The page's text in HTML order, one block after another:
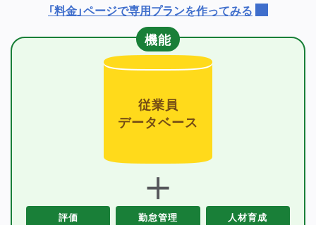
「料金」ページで専用プランを作ってみる
機能
従業員
データベース
＋
評価 勤怠管理 人材育成